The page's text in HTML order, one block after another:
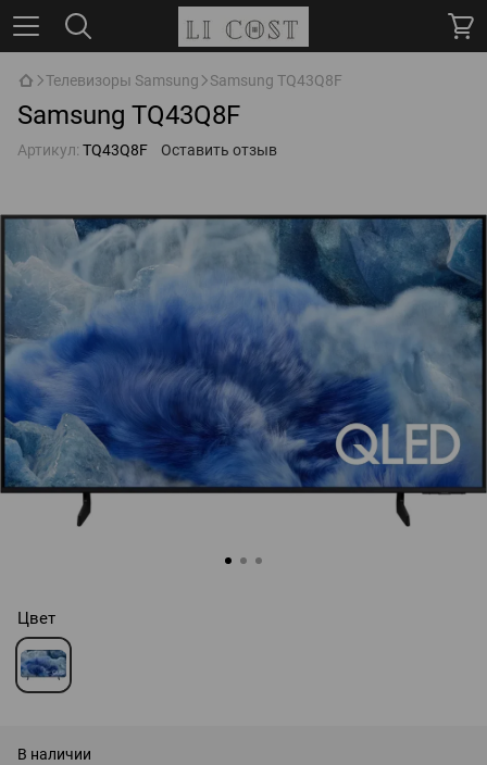
Телевизоры Samsung Samsung TQ43Q8F
Samsung TQ43Q8F
Артикул: TQ43Q8F Оставить отзыв
Цвет
В наличии